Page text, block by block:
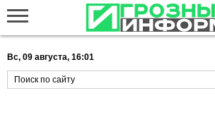
Вс, 09 августа, 16:01